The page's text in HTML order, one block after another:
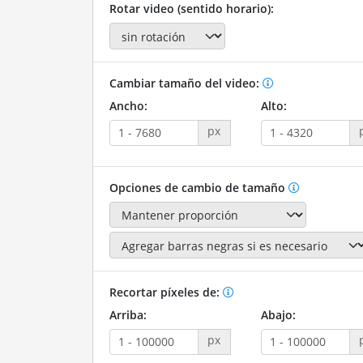
Rotar video (sentido horario):
Cambiar tamaño del video:
Ancho:
px
Alto:
Opciones de cambio de tamaño
Recortar píxeles de:
Arriba:
px
Abajo: